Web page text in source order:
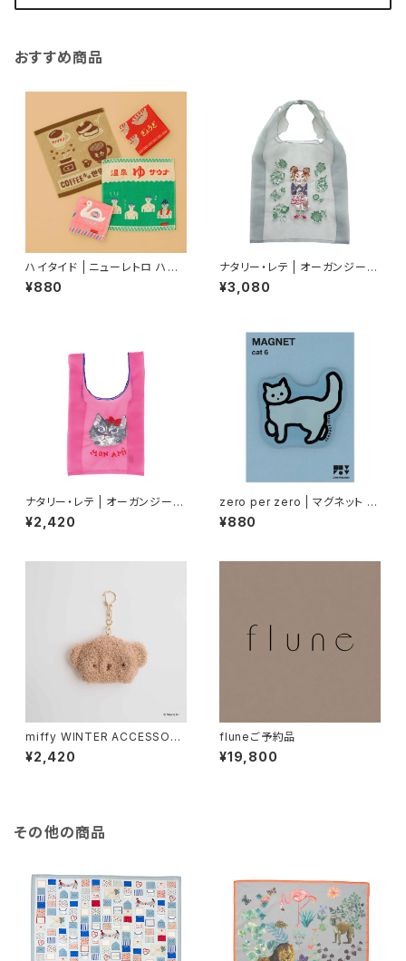
おすすめ商品
ハイタイド | ニューレトロ ハン
ドタオル | Hand Towel
¥880
ナタリー・レテ | オーガンジーバ
ッグ | Organdy Bag Dog
¥3,080
ナタリー・レテ | オーガンジーバ
ッグ S グレーキャット | Organd
y Bag S Gray cat
¥2,420
zero per zero | マグネット C
AT 6
¥880
miffy WINTER ACCESSORY
S MINI ダイカットニット帽チャ
ーム ボリス
¥2,420
fluneご予約品
¥19,800
その他の商品